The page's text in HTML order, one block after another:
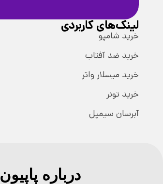
لینک‌های کاربردی
خرید شامپو
خرید ضد آفتاب
خرید میسلار واتر
خرید تونر
آبرسان سیمپل
درباره پاپیون